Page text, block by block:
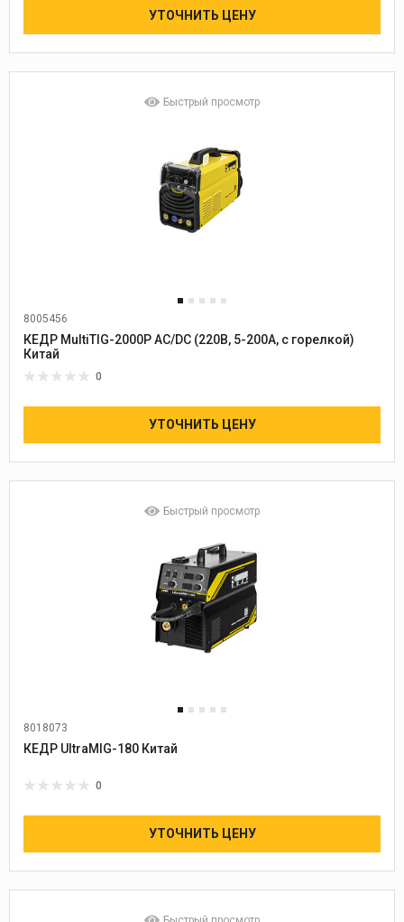
УТОЧНИТЬ ЦЕНУ
Быстрый просмотр
8005456
КЕДР MultiTIG-2000P AC/DC (220В, 5-200А, с горелкой)
Китай
0
УТОЧНИТЬ ЦЕНУ
Быстрый просмотр
8018073
Диаметр проволоки: 0,6-1,0
КЕДР UltraMIG-180 Китай
0
УТОЧНИТЬ ЦЕНУ